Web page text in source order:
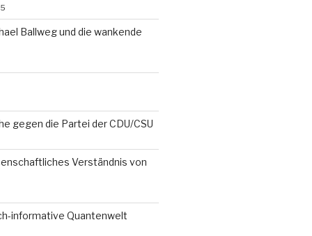
Ballweg und die wankende
gegen die Partei der CDU/CSU
Verständnis von
informative Quantenwelt